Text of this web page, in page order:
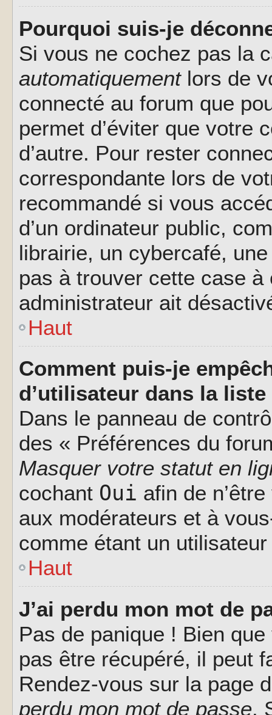
Pourquoi suis-je
Si vous ne cochez pas la
automatiquementlors de
connecté au forum que
permet d’éviter que votre
d’autre. Pour rester
correspondante lors de
recommandé si vous
d’un ordinateur public,
librairie, un cybercafé,
pas à trouver cette case à
administrateur ait
Haut
Comment puis-je
d’utilisateur dans la
Dans le panneau de
des « Préférences du
Masquer votre statut en
cochant Oui afin de
aux modérateurs et à
comme étant un
Haut
J’ai perdu mon mot de
Pas de panique ! Bien
pas être récupéré, il peut
Rendez-vous sur la page
perdu mon mot de passe.